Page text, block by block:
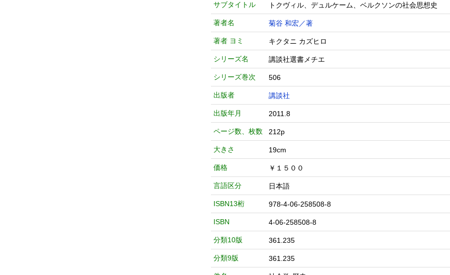
サブタイトル トクヴィル、デュルケーム、ベルクソンの社会思想史
著者名 菊谷 和宏／著
著者 ヨミ キクタニ カズヒロ
シリーズ名 講談社選書メチエ
シリーズ巻次 506
出版者 講談社
出版年月 2011.8
ページ数、枚数 212p
大きさ 19cm
価格 ￥１５００
言語区分 日本語
ISBN13桁 978-4-06-258508-8
ISBN 4-06-258508-8
分類10版 361.235
分類9版 361.235